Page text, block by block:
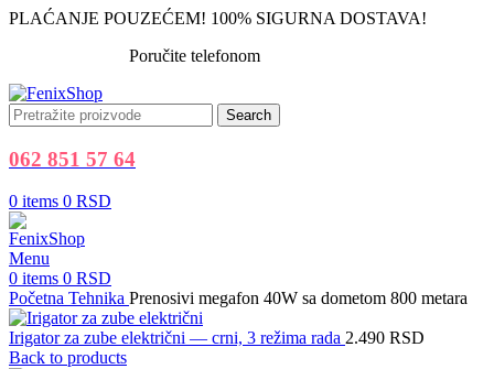
PLAĆANJE POUZEĆEM! 100% SIGURNA DOSTAVA!
Poručite telefonom
Search
062 851 57 64
0 items 0 RSD
Menu
0 items 0 RSD
Početna Tehnika Prenosivi megafon 40W sa dometom 800 metara
Irigator za zube električni — crni, 3 režima rada 2.490 RSD
Back to products